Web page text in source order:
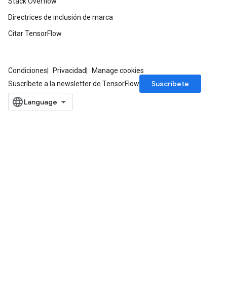
Directrices de inclusión de marca
Citar TensorFlow
Condiciones Privacidad
Manage cookies
Suscríbete a la newsletter de TensorFlow
Suscríbete